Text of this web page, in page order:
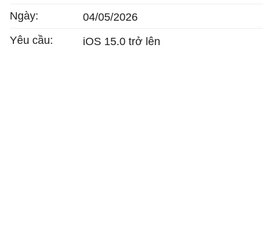
Ngày:
04/05/2026
Yêu cầu:
iOS 15.0 trở lên